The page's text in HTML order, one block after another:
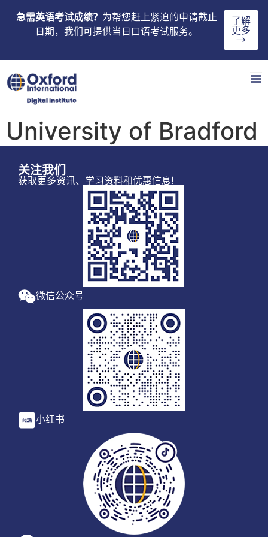
急需英语考试成绩？ 为帮您赶上紧迫的申请截止
日期，我们可提供当日口语考试服务。
了解
更多
→
University of Bradford
关注我们
获取更多资讯、学习资料和优惠信息!
微信公众号
小红书